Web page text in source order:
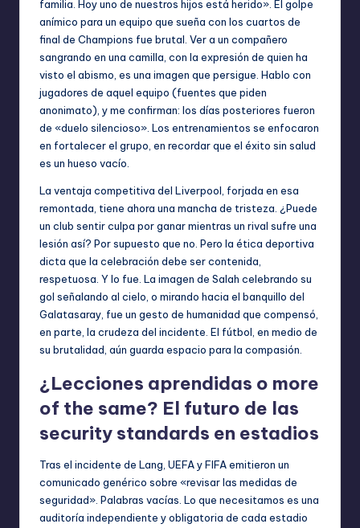
familia. Hoy uno de nuestros hijos está herido». El golpe
anímico para un equipo que sueña con los cuartos de
final de Champions fue brutal. Ver a un compañero
sangrando en una camilla, con la expresión de quien ha
visto el abismo, es una imagen que persigue. Hablo con
jugadores de aquel equipo (fuentes que piden
anonimato), y me confirman: los días posteriores fueron
de «duelo silencioso». Los entrenamientos se enfocaron
en fortalecer el grupo, en recordar que el éxito sin salud
es un hueso vacío.
La ventaja competitiva del Liverpool, forjada en esa
remontada, tiene ahora una mancha de tristeza. ¿Puede
un club sentir culpa por ganar mientras un rival sufre una
lesión así? Por supuesto que no. Pero la ética deportiva
dicta que la celebración debe ser contenida,
respetuosa. Y lo fue. La imagen de Salah celebrando su
gol señalando al cielo, o mirando hacia el banquillo del
Galatasaray, fue un gesto de humanidad que compensó,
en parte, la crudeza del incidente. El fútbol, en medio de
su brutalidad, aún guarda espacio para la compasión.
¿Lecciones aprendidas o more
of the same? El futuro de las
security standards en estadios
Tras el incidente de Lang, UEFA y FIFA emitieron un
comunicado genérico sobre «revisar las medidas de
seguridad». Palabras vacías. Lo que necesitamos es una
auditoría independiente y obligatoria de cada estadio